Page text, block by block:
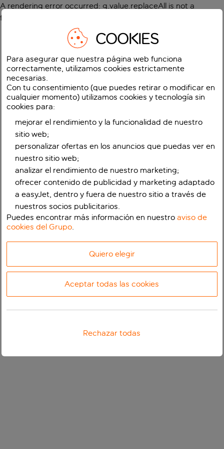
A rendering error occurred: g.value.replaceAll is not a
function
COOKIES
Para asegurar que nuestra página web funciona
correctamente, utilizamos cookies estrictamente
necesarias.
Con tu consentimiento (que puedes retirar o modificar en
cualquier momento) utilizamos cookies y tecnología sin
cookies para:
mejorar el rendimiento y la funcionalidad de nuestro
sitio web;
personalizar ofertas en los anuncios que puedas ver en
nuestro sitio web;
analizar el rendimiento de nuestro marketing;
ofrecer contenido de publicidad y marketing adaptado
a easyJet, dentro y fuera de nuestro sitio a través de
nuestros socios publicitarios.
Puedes encontrar más información en nuestroaviso de
cookies del Grupo.
Quiero elegir
Aceptar todas las cookies
Rechazar todas